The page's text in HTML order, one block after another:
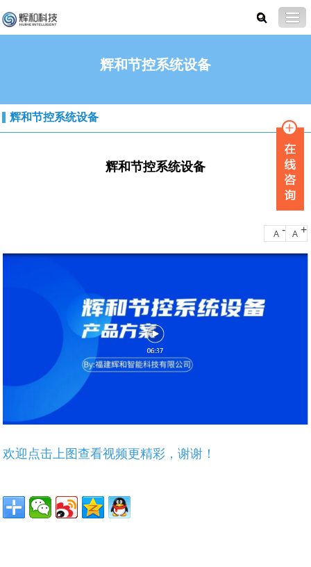
辉和节控系统设备
辉和节控系统设备
辉和节控系统设备
A - A +
欢迎点击上图查看视频更精彩，谢谢！